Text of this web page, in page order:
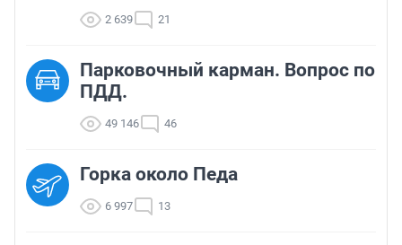
2 639 21
Парковочный карман. Вопрос по
ПДД.
49 146 46
Горка около Педа
6 997 13